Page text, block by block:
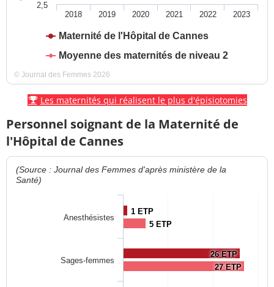
Maternité de l'Hôpital de Cannes
Moyenne des maternités de niveau 2
2018 2019 2020 2021 2022 2023
2,5
© Journal des Femmes 2026
Les maternités qui réalisent le plus d'épisiotomies
Personnel soignant de la Maternité de
l'Hôpital de Cannes
(Source : Journal des Femmes d'après ministère de la
Santé)
1 ETP
26 ETP
5 ETP
27 ETP
Anesthésistes
Sages-femmes